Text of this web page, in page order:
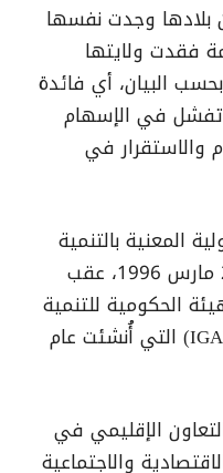
بلادها وجدت نفسها
فقدت ولايتها
البيان، أي فائدة
في الإسهام
والاستقرار في
المعنية بالتنمية
(إيغاد) بصيغتها الحالية في 21 مارس 1996، عقب
الحكومية للتنمية
ومكافحة الجفاف والتصحر (IGADD) التي أُنشئت عام
الإقليمي في
والاجتماعية